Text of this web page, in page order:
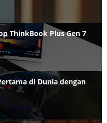
ThinkBook Plus Gen 7
di Dunia dengan